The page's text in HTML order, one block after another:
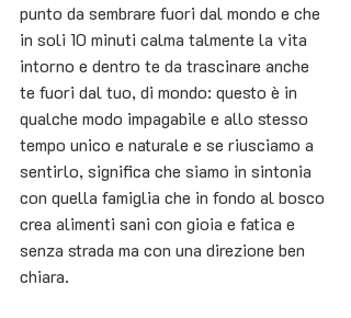
punto da sembrare fuori dal mondo e che
in soli 10 minuti calma talmente la vita
intorno e dentro te da trascinare anche
te fuori dal tuo, di mondo: questo è in
qualche modo impagabile e allo stesso
tempo unico e naturale e se riusciamo a
sentirlo, significa che siamo in sintonia
con quella famiglia che in fondo al bosco
crea alimenti sani con gioia e fatica e
senza strada ma con una direzione ben
chiara.